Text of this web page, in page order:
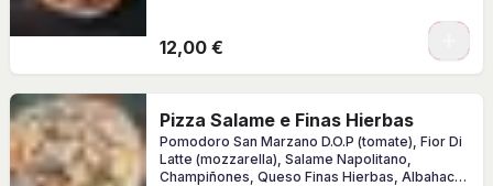
12,00 €
Pizza Salame e Finas Hierbas
Pomodoro San Marzano D.O.P (tomate), Fior Di
Latte (mozzarella), Salame Napolitano,
Champiñones, Queso Finas Hierbas, Albahaca